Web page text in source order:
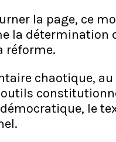
la page, ce
la détermination
réforme.
chaotique,
le